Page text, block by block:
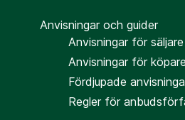
Anvisningar och guider
Anvisningar för säljare
Anvisningar för köpare
Fördjupade
Regler för